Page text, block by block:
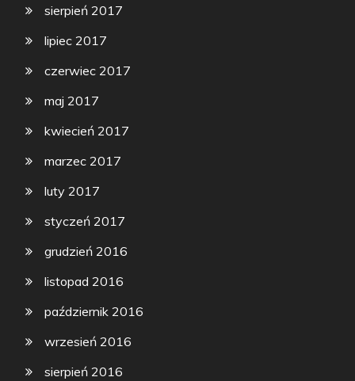
sierpień 2017
lipiec 2017
czerwiec 2017
maj 2017
kwiecień 2017
marzec 2017
luty 2017
styczeń 2017
grudzień 2016
listopad 2016
październik 2016
wrzesień 2016
sierpień 2016